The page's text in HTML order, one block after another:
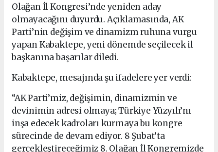
Olağan İl Kongresi’nde yeniden aday
olmayacağını duyurdu. Açıklamasında, AK
Parti’nin değişim ve dinamizm ruhuna vurgu
yapan Kabaktepe, yeni dönemde seçilecek il
başkanına başarılar diledi.
Kabaktepe, mesajında şu ifadelere yer verdi:
“AK Parti’miz, değişimin, dinamizmin ve
devinimin adresi olmaya; Türkiye Yüzyılı’nı
inşa edecek kadroları kurmaya bu kongre
sürecinde de devam ediyor. 8 Şubat’ta
gerçekleştireceğimiz 8. Olağan İl Kongremizde